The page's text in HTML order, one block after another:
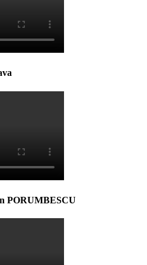
PORUMBESCU